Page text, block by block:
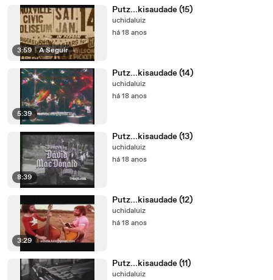
3:59 | A Seguir
Putz...kisaudade (15)
uchidaluiz
há 18 anos
5:39
Putz...kisaudade (14)
uchidaluiz
há 18 anos
8:39
Putz...kisaudade (13)
uchidaluiz
há 18 anos
3:29
Putz...kisaudade (12)
uchidaluiz
há 18 anos
Putz...kisaudade (11)
uchidaluiz